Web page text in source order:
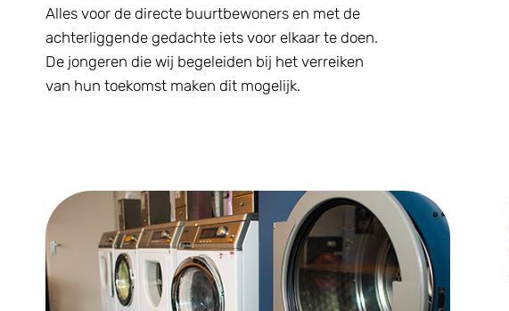
Alles voor de directe buurtbewoners en met de
achterliggende gedachte iets voor elkaar te doen.
De jongeren die wij begeleiden bij het verreiken
van hun toekomst maken dit mogelijk.